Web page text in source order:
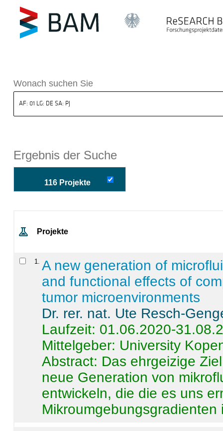
BAM
Wonach suchen Sie
Ergebnis der Suche
116 Projekte
Projekte
1
A new generation of
and functional effects of
tumor microenvironments
Dr. rer. nat. Ute Resch-
Laufzeit: 01.06.2020-
Mittelgeber: University
Abstract: Das ehrgeizige
neue Generation von
entwickeln, die die es uns
Mikroumgebungsgradienten